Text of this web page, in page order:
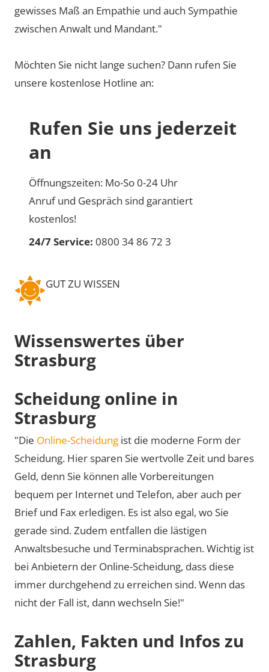
gewisses Maß an Empathie und auch Sympathie
zwischen Anwalt und Mandant."
Möchten Sie nicht lange suchen? Dann rufen Sie
unsere kostenlose Hotline an:
Rufen Sie uns jederzeit
an
Öffnungszeiten: Mo-So 0-24 Uhr
Anruf und Gespräch sind garantiert
kostenlos!
24/7 Service: 0800 34 86 72 3
GUT ZU WISSEN
Wissenswertes über
Strasburg
Scheidung online in
Strasburg
"Die Online-Scheidung ist die moderne Form der
Scheidung. Hier sparen Sie wertvolle Zeit und bares
Geld, denn Sie können alle Vorbereitungen
bequem per Internet und Telefon, aber auch per
Brief und Fax erledigen. Es ist also egal, wo Sie
gerade sind. Zudem entfallen die lästigen
Anwaltsbesuche und Terminabsprachen. Wichtig ist
bei Anbietern der Online-Scheidung, dass diese
immer durchgehend zu erreichen sind. Wenn das
nicht der Fall ist, dann wechseln Sie!"
Zahlen, Fakten und Infos zu
Strasburg